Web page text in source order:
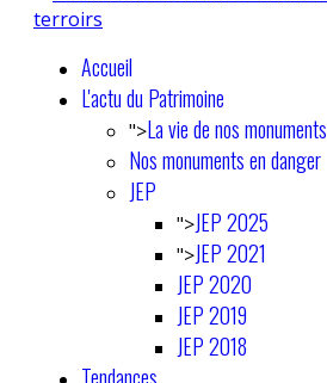
Accueil
L'actu du Patrimoine
">La vie de nos monuments
Nos monuments en danger
JEP
">JEP 2025
">JEP 2021
JEP 2020
JEP 2019
JEP 2018